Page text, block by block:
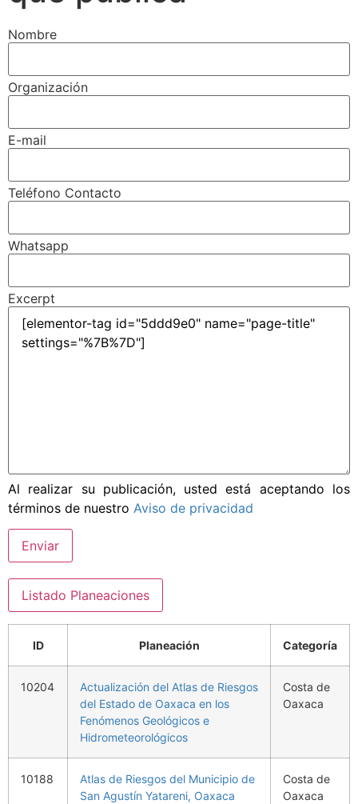
Nombre
Organización
E-mail
Teléfono Contacto
Whatsapp
Excerpt
Al realizar su publicación, usted está aceptando los
términos de nuestro Aviso de privacidad
Enviar
Listado Planeaciones
ID Planeación Categoría
10204
Actualización del Atlas de Riesgos
del Estado de Oaxaca en los
Fenómenos Geológicos e
Hidrometeorológicos
Costa de
Oaxaca
10188
Atlas de Riesgos del Municipio de
San Agustín Yatareni, Oaxaca
Costa de
Oaxaca